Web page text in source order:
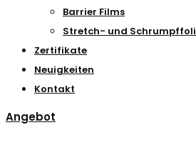
Barrier Films
Stretch- und
Zertifikate
Neuigkeiten
Kontakt
Angebot